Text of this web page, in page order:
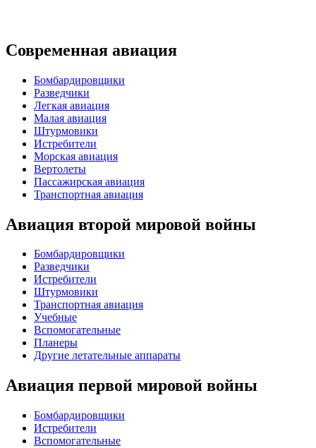
Современная авиация
Бомбардировщики
Разведчики
Легкая авиация
Малая авиация
Штурмовики
Истребители
Морская авиация
Вертолеты
Пассажирская авиация
Транспортная авиация
Авиация второй мировой войны
Бомбардировщики
Разведчики
Истребители
Штурмовики
Транспортная авиация
Учебные
Вспомогательные
Планеры
Другие летательные аппараты
Авиация первой мировой войны
Бомбардировщики
Истребители
Вспомогательные